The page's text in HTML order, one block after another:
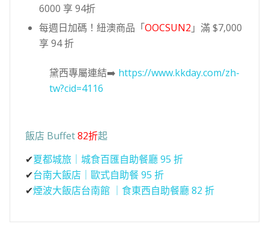
6000 享 94折
每週日加碼！紐澳商品「OOCSUN2 」滿 $7,000
享 94 折
黛西專屬連結➡️ https://www.kkday.com/zh-
tw?cid=4116
飯店 Buffet82折起
✔夏都城旅｜城食百匯自助餐廳 95 折
✔台南大飯店｜歐式自助餐 95 折
✔煙波大飯店台南館 ｜食東西自助餐廳 82 折